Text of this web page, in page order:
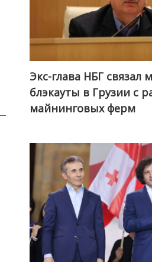
Экс-глава НБГ связал
блэкауты в Грузии с
майнинговых ферм